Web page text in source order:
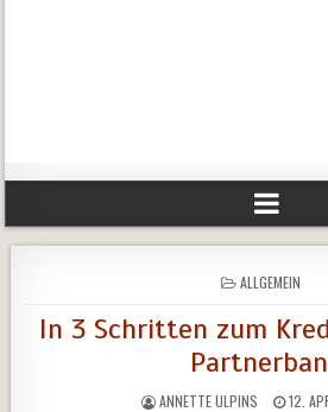
POSTED
IN
ALLGEMEIN
In 3 Schritten zum
ANNETTE ULPINS 12.